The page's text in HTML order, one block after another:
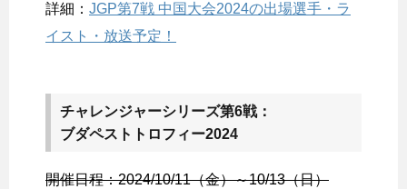
詳細： JGP第7戦 中国大会2024の出場選手・ラ
イスト・放送予定！
チャレンジャーシリーズ第6戦：
ブダペストトロフィー2024
開催日程：2024/10/11（金）～10/13（日）